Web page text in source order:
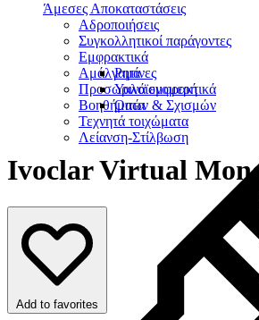
Άμεσες Αποκαταστάσεις
Αδροποιήσεις
Συγκολλητικοί παράγοντες
Εμφρακτικά
Ρητίνες
Υαλοϊονομερή
Οπών & Σχισμών
Αμάλγαμα
Προσωρινά εμφρακτικά
Βοηθήματα
Τεχνητά τοιχώματα
Λείανση-Στίλβωση
Ivoclar Virtual
Add to favorites